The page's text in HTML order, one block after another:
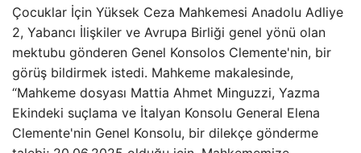
Çocuklar İçin Yüksek Ceza Mahkemesi Anadolu Adliye
2, Yabancı İlişkiler ve Avrupa Birliği genel yönü olan
mektubu gönderen Genel Konsolos Clemente'nin, bir
görüş bildirmek istedi. Mahkeme makalesinde,
“Mahkeme dosyası Mattia Ahmet Minguzzi, Yazma
Ekindeki suçlama ve İtalyan Konsolu General Elena
Clemente'nin Genel Konsolu, bir dilekçe gönderme